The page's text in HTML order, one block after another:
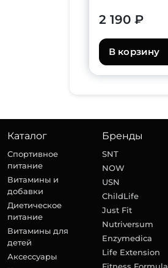
2 190 ₽
В корзину
Каталог
Спортивное
питание
Витамины и
добавки
Диетическое
питание
Витамины для
детей
Аксессуары
Бренды
SNT
NOW
USN
ChildLife
Just Fit
Nutriversum
Enzymedica
Life Extension